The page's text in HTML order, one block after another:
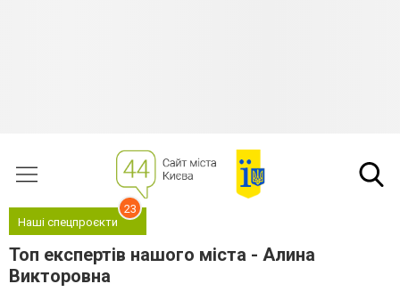
Наші спецпроєкти
23
Топ експертів нашого міста - Алина
Викторовна